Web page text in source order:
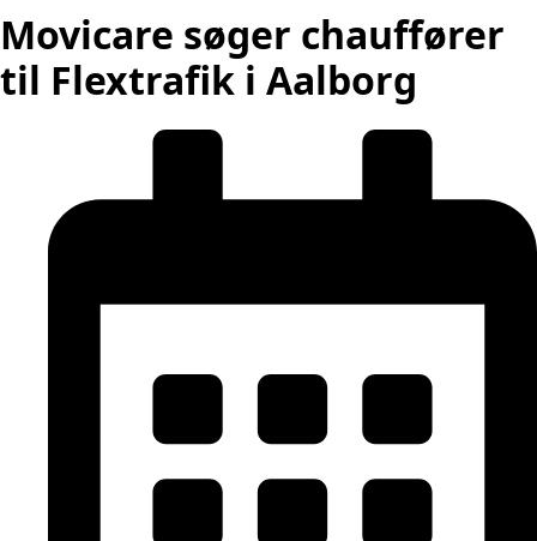
Movicare søger chauffører
til Flextrafik i Aalborg